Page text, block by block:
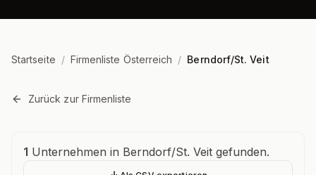
Startseite / Firmenliste Österreich / Berndorf/St. Veit
Zurück zur Firmenliste
Unternehmensübersicht
1 Unternehmen in Berndorf/St. Veit gefunden.